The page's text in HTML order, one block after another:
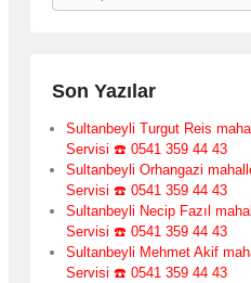
Son Yazılar
Sultanbeyli Turgut Reis
Servisi ☎️ 0541 359 44 43
Sultanbeyli Orhangazi
Servisi ☎️ 0541 359 44 43
Sultanbeyli Necip Fazıl
Servisi ☎️ 0541 359 44 43
Sultanbeyli Mehmet Akif
Servisi ☎️ 0541 359 44 43